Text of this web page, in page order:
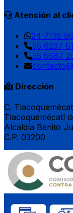
Atención al
24 7135
55 6237
55 5687
Dirección
C.
Tlacoquemécatl
Alcaldía Benito
C.P. 03200